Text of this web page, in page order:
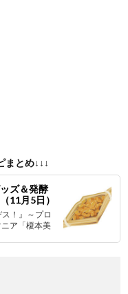
まとめ↓↓↓
ズ＆発酵
11月5日）
！』～プロ
ア「榎本美